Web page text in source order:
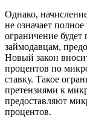
Однако,
не означает
ограничение
займодавцам,
Новый закон
процентов по
ставку. Такое
претензиями к
предоставляют
процентов.